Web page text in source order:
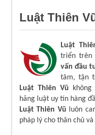
Luật Thiên
Luật
triển trên
vấn đầu
tâm, tận
Luật Thiên Vũ
hãng luật uy tín hàng
Luật Thiên Vũ luôn
pháp lý cho thân chủ